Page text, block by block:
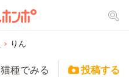
りん
猫種でみる 投稿する